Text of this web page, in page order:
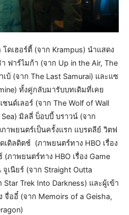
ดเฮอร์ตี้ (จาก Krampus) นำแสดง
ฟาร์ไมก้า (จาก Up in the Air, The
บ้ (จาก The Last Samurai) และแซ
ทั้งคู่กลับมารับบทเดิมที่เคย
ชนด์เลอร์ (จาก The Wolf of Wall
มิลลี่ บ็อบบี้ บราวน์ (จาก
าพยนตร์เป็นครั้งแรก แบรดลีย์ วิตฟ
เดิลดิตช์ (ภาพยนตร์ทาง HBO เรื่อง
ภาพยนตร์ทาง HBO เรื่อง Game
เนียร์ (จาก Straight Outta
Trek Into Darkness) และผู้เข้า
จื่ออี๋ (จาก Memoirs of a Geisha,